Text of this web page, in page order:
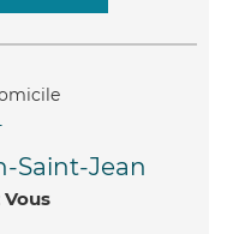
Saint-Jean